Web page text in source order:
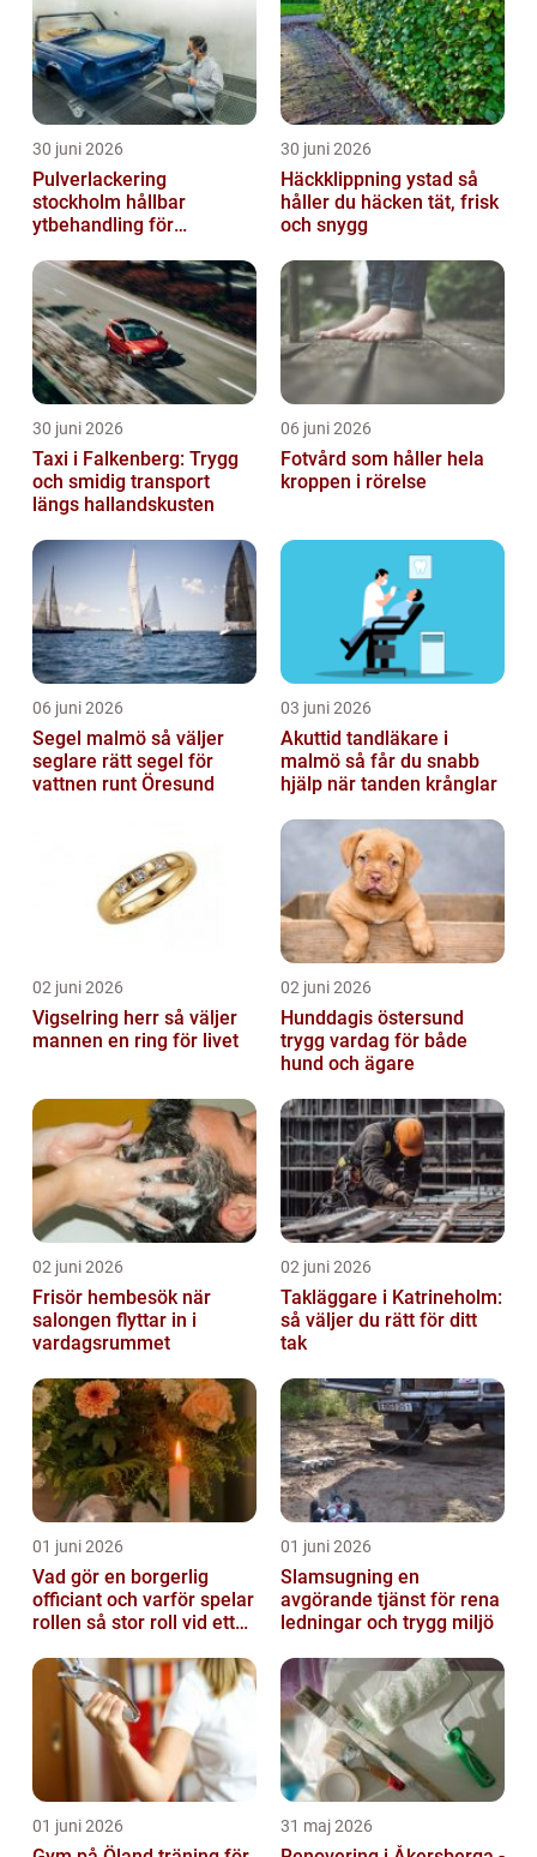
30 juni 2026
Pulverlackering
stockholm hållbar
ytbehandling för
30 juni 2026
Häckklippning ystad så
håller du häcken tät, frisk
och snygg
30 juni 2026
Taxi i Falkenberg: Trygg
och smidig transport
längs hallandskusten
06 juni 2026
Fotvård som håller hela
kroppen i rörelse
06 juni 2026
Segel malmö så väljer
seglare rätt segel för
vattnen runt Öresund
03 juni 2026
Akuttid tandläkare i
malmö så får du snabb
hjälp när tanden krånglar
02 juni 2026
Vigselring herr så väljer
mannen en ring för livet
02 juni 2026
Hunddagis östersund
trygg vardag för både
hund och ägare
02 juni 2026
Frisör hembesök när
salongen flyttar in i
vardagsrummet
02 juni 2026
Takläggare i Katrineholm:
så väljer du rätt för ditt
tak
01 juni 2026
Vad gör en borgerlig
officiant och varför spelar
rollen så stor roll vid ett
01 juni 2026
Slamsugning en
avgörande tjänst för rena
ledningar och trygg miljö
01 juni 2026 31 maj 2026